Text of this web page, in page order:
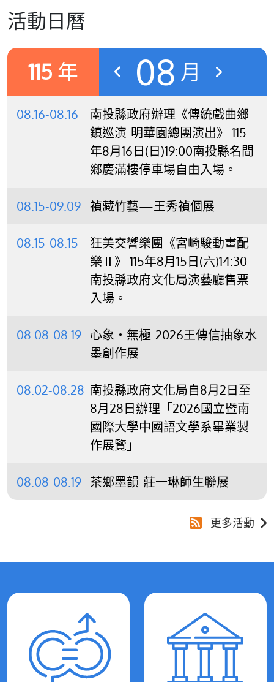
活動日曆
115 年 08 月
08.16-08.16
南投縣政府辦理《傳統戲曲鄉
鎮巡演-明華園總團演出》 115
年8月16日(日)19:00南投縣名間
鄉慶滿樓停車場自由入場。
08.15-09.09 禎藏竹藝—王秀禎個展
08.15-08.15
狂美交響樂團《宮崎駿動畫配
樂Ⅱ》 115年8月15日(六)14:30
南投縣政府文化局演藝廳售票
入場。
08.08-08.19 心象‧無極-2026王傳信抽象水
墨創作展
08.02-08.28 南投縣政府文化局自8月2日至
8月28日辦理「2026國立暨南
國際大學中國語文學系畢業製
作展覽」
08.08-08.19 茶鄉墨韻-莊一琳師生聯展
更多活動